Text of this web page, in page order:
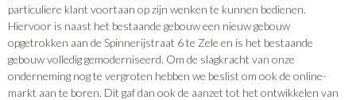
particuliere klant voortaan op zijn wenken te kunnen bedienen.
Hiervoor is naast het bestaande gebouw een nieuw gebouw
opgetrokken aan de Spinnerijstraat 6 te Zele en is het bestaande
gebouw volledig gemoderniseerd. Om de slagkracht van onze
onderneming nog te vergroten hebben we beslist om ook de online-
markt aan te boren. Dit gaf dan ook de aanzet tot het ontwikkelen van